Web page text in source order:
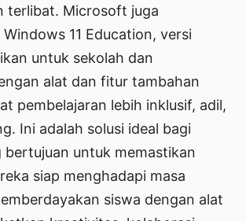
terlibat. Microsoft juga
11 Education, versi
untuk sekolah dan
alat dan fitur tambahan
pembelajaran lebih inklusif, adil,
Ini adalah solusi ideal bagi
bertujuan untuk memastikan
siap menghadapi masa
siswa dengan alat